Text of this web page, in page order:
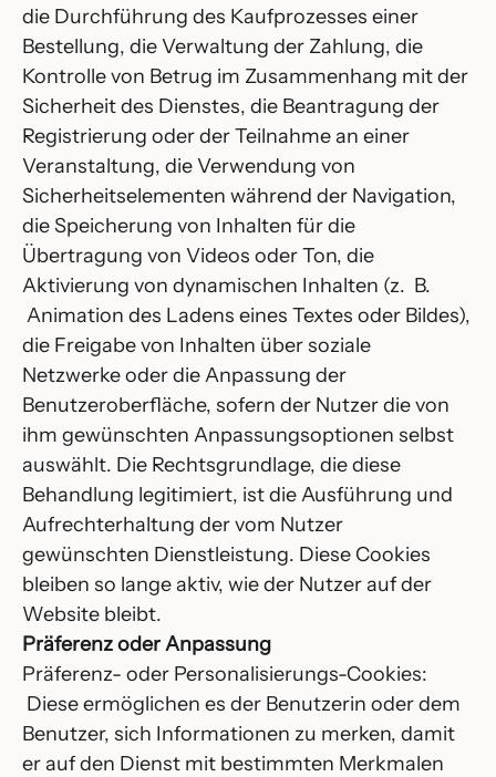
die Durchführung des Kaufprozesses einer
Bestellung, die Verwaltung der Zahlung, die
Kontrolle von Betrug im Zusammenhang mit der
Sicherheit des Dienstes, die Beantragung der
Registrierung oder der Teilnahme an einer
Veranstaltung, die Verwendung von
Sicherheitselementen während der Navigation,
die Speicherung von Inhalten für die
Übertragung von Videos oder Ton, die
Aktivierung von dynamischen Inhalten (z. B.
Animation des Ladens eines Textes oder Bildes),
die Freigabe von Inhalten über soziale
Netzwerke oder die Anpassung der
Benutzeroberfläche, sofern der Nutzer die von
ihm gewünschten Anpassungsoptionen selbst
auswählt. Die Rechtsgrundlage, die diese
Behandlung legitimiert, ist die Ausführung und
Aufrechterhaltung der vom Nutzer
gewünschten Dienstleistung. Diese Cookies
bleiben so lange aktiv, wie der Nutzer auf der
Website bleibt.
Präferenz oder Anpassung
Präferenz- oder Personalisierungs-Cookies:
Diese ermöglichen es der Benutzerin oder dem
Benutzer, sich Informationen zu merken, damit
er auf den Dienst mit bestimmten Merkmalen